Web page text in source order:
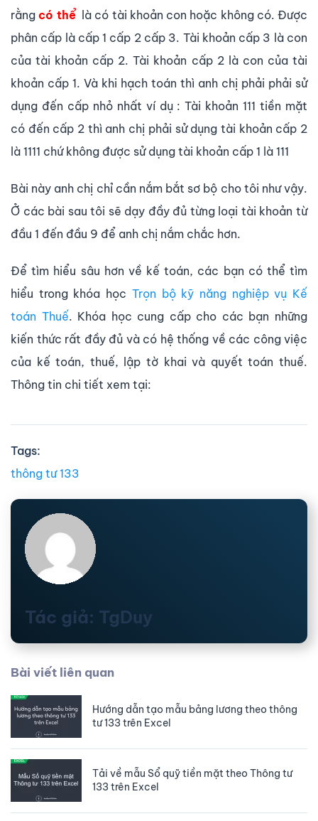
rằngcó thể là có tài khoản con hoặc không có. Được
phân cấp là cấp 1 cấp 2 cấp 3. Tài khoản cấp 3 là con
của tài khoản cấp 2. Tài khoản cấp 2 là con của tài
khoản cấp 1. Và khi hạch toán thì anh chị phải phải sử
dụng đến cấp nhỏ nhất ví dụ : Tài khoản 111 tiền mặt
có đến cấp 2 thì anh chị phải sử dụng tài khoản cấp 2
là 1111 chứ không được sử dụng tài khoản cấp 1 là 111
Bài này anh chị chỉ cần nắm bắt sơ bộ cho tôi như vậy.
Ở các bài sau tôi sẽ dạy đầy đủ từng loại tài khoản từ
đầu 1 đến đầu 9 để anh chị nắm chắc hơn.
Để tìm hiểu sâu hơn về kế toán, các bạn có thể tìm
hiểu trong khóa học Trọn bộ kỹ năng nghiệp vụ Kế
toán Thuế. Khóa học cung cấp cho các bạn những
kiến thức rất đầy đủ và có hệ thống về các công việc
của kế toán, thuế, lập tờ khai và quyết toán thuế.
Thông tin chi tiết xem tại:
Tags:
thông tư 133
Tác giả: TgDuy
Bài viết liên quan
Hướng dẫn tạo mẫu bảng lương theo thông
tư 133 trên Excel
Tải về mẫu Sổ quỹ tiền mặt theo Thông tư
133 trên Excel